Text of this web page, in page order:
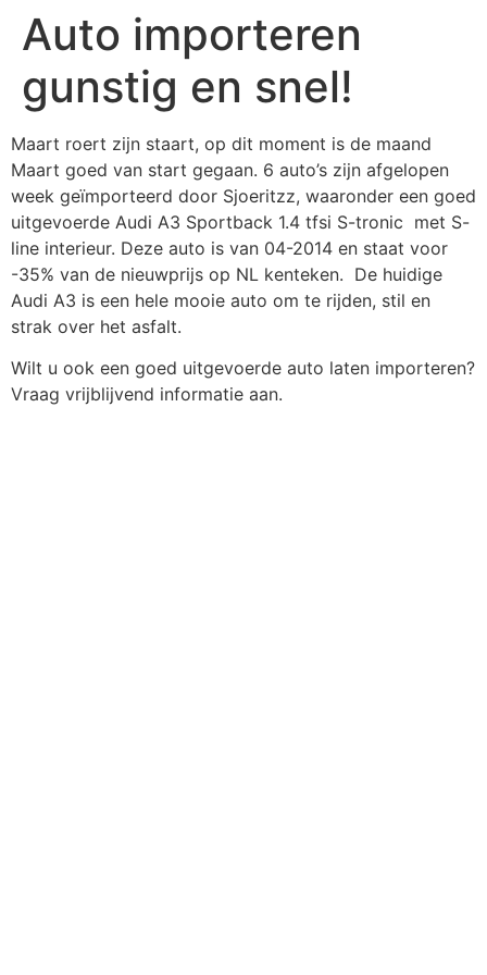
Auto importeren
gunstig en snel!
Maart roert zijn staart, op dit moment is de maand
Maart goed van start gegaan. 6 auto’s zijn afgelopen
week geïmporteerd door Sjoeritzz, waaronder een goed
uitgevoerde Audi A3 Sportback 1.4 tfsi S-tronic met S-
line interieur. Deze auto is van 04-2014 en staat voor
-35% van de nieuwprijs op NL kenteken. De huidige
Audi A3 is een hele mooie auto om te rijden, stil en
strak over het asfalt.
Wilt u ook een goed uitgevoerde auto laten importeren?
Vraag vrijblijvend informatie aan.